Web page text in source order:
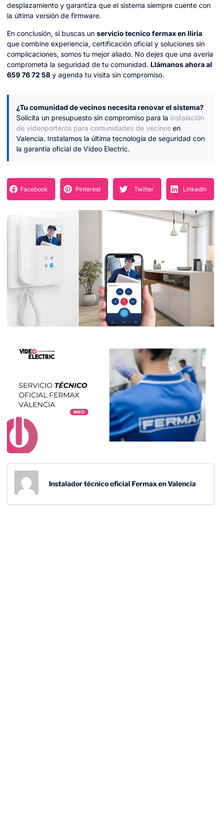
desplazamiento y garantiza que el sistema siempre cuente con
la última versión de firmware.
En conclusión, si buscas un servicio tecnico fermax en lliria
que combine experiencia, certificación oficial y soluciones sin
complicaciones, somos tu mejor aliado. No dejes que una avería
comprometa la seguridad de tu comunidad. Llámanos ahora al
659 76 72 58 y agenda tu visita sin compromiso.
¿Tu comunidad de vecinos necesita renovar el sistema?
Solicita un presupuesto sin compromiso para la instalación
de videoporteros para comunidades de vecinos en
Valencia. Instalamos la última tecnología de seguridad con
la garantía oficial de Video Electric.
Facebook Pinterest Twitter LinkedIn
Instalador técnico oficial Fermax en Valencia